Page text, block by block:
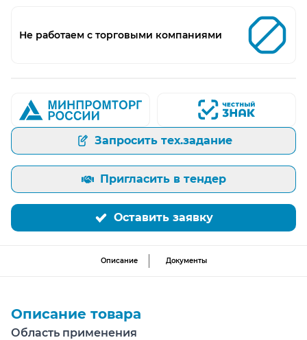
Не работаем с торговыми компаниями
Запросить тех.задание
Пригласить в тендер
Оставить заявку
Описание Документы
Описание товара
Область применения